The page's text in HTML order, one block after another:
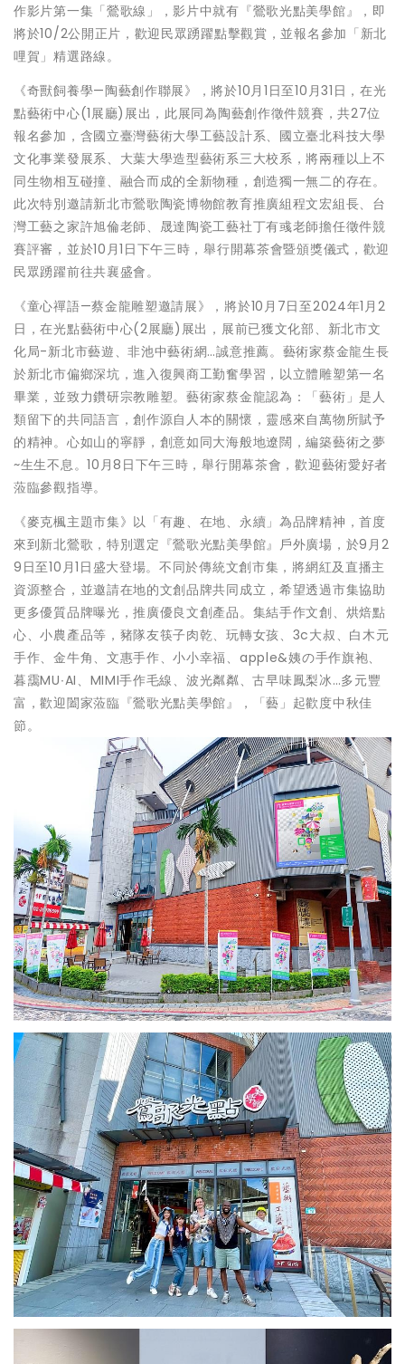
作影片第一集「鶯歌線」，影片中就有『鶯歌光點美學館』，即
將於10/2公開正片，歡迎民眾踴躍點擊觀賞，並報名參加「新北
哩賀」精選路線。
《奇獸飼養學—陶藝創作聯展》，將於10月1日至10月31日，在光
點藝術中心(1展廳)展出，此展同為陶藝創作徵件競賽，共27位
報名參加，含國立臺灣藝術大學工藝設計系、國立臺北科技大學
文化事業發展系、大葉大學造型藝術系三大校系，將兩種以上不
同生物相互碰撞、融合而成的全新物種，創造獨一無二的存在。
此次特別邀請新北市鶯歌陶瓷博物館教育推廣組程文宏組長、台
灣工藝之家許旭倫老師、晟達陶瓷工藝社丁有彧老師擔任徵件競
賽評審，並於10月1日下午三時，舉行開幕茶會暨頒獎儀式，歡迎
民眾踴躍前往共襄盛會。
《童心禪語—蔡金龍雕塑邀請展》，將於10月7日至2024年1月2
日，在光點藝術中心(2展廳)展出，展前已獲文化部、新北市文
化局-新北市藝遊、非池中藝術網…誠意推薦。藝術家蔡金龍生長
於新北市偏鄉深坑，進入復興商工勤奮學習，以立體雕塑第一名
畢業，並致力鑽研宗教雕塑。藝術家蔡金龍認為：「藝術」是人
類留下的共同語言，創作源自人本的關懷，靈感來自萬物所賦予
的精神。心如山的寧靜，創意如同大海般地遼闊，編築藝術之夢
~生生不息。10月8日下午三時，舉行開幕茶會，歡迎藝術愛好者
蒞臨參觀指導。
《麥克楓主題市集》以「有趣、在地、永續」為品牌精神，首度
來到新北鶯歌，特別選定『鶯歌光點美學館』戶外廣場，於9月2
9日至10月1日盛大登場。不同於傳統文創市集，將網紅及直播主
資源整合，並邀請在地的文創品牌共同成立，希望透過市集協助
更多優質品牌曝光，推廣優良文創產品。集結手作文創、烘焙點
心、小農產品等，豬隊友筷子肉乾、玩轉女孩、3c大叔、白木元
手作、金牛角、文惠手作、小小幸福、apple&姨の手作旗袍、
暮靄MU∙AI、MIMI手作毛線、波光粼粼、古早味鳳梨冰…多元豐
富，歡迎闔家蒞臨『鶯歌光點美學館』，「藝」起歡度中秋佳
節。